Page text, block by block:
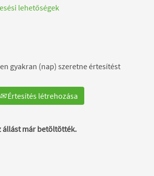
lehetőségek
gyakran (nap) szeretne értesítést
Értesítés létrehozása
állást már betöltötték.